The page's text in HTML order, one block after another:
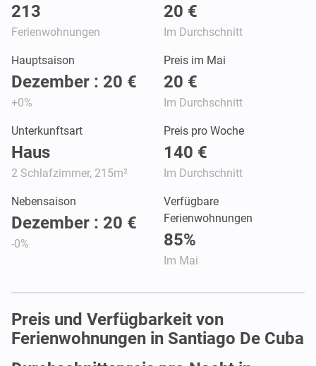
213
Ferienwohnungen
20 €
Im Durchschnitt
Hauptsaison
Dezember : 20 €
+0%
Preis im Mai
20 €
Im Durchschnitt
Unterkunftsart
Haus
2 Schlafzimmer, 215m²
Preis pro Woche
140 €
Im Durchschnitt
Nebensaison
Dezember : 20 €
-0%
Verfügbare
Ferienwohnungen
85%
Im Mai
Preis und Verfügbarkeit von
Ferienwohnungen in Santiago De Cuba